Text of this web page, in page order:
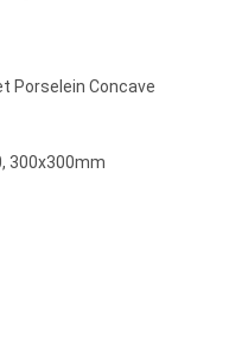
Porselein Concave
300x300mm